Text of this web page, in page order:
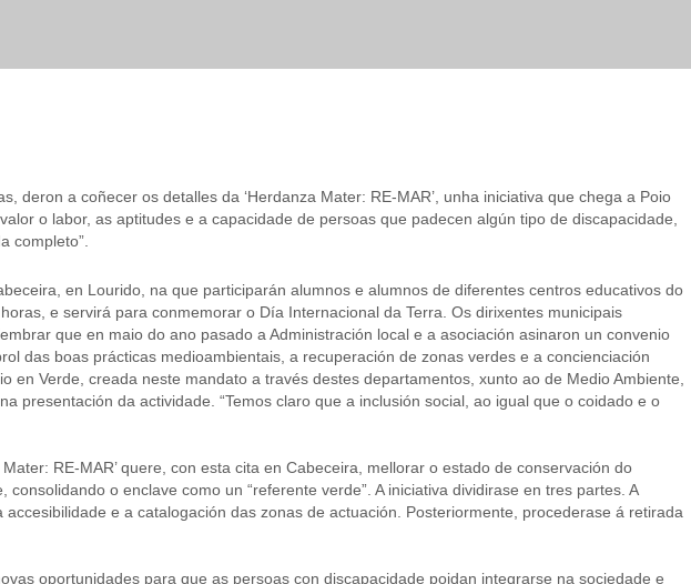
a coñecer os detalles da ‘Herdanza Mater: RE-MAR’, unha iniciativa que chega a Poio
o labor, as aptitudes e a capacidade de persoas que padecen algún tipo de discapacidade,
completo”.
en Lourido, na que participarán alumnos e alumnos de diferentes centros educativos do
e servirá para conmemorar o Día Internacional da Terra. Os dirixentes municipais
que en maio do ano pasado a Administración local e a asociación asinaron un convenio
das boas prácticas medioambientais, a recuperación de zonas verdes e a concienciación
Verde, creada neste mandato a través destes departamentos, xunto ao de Medio Ambiente,
presentación da actividade. “Temos claro que a inclusión social, ao igual que o coidado e o
RE-MAR’ quere, con esta cita en Cabeceira, mellorar o estado de conservación do
o enclave como un “referente verde”. A iniciativa dividirase en tres partes. A
e a catalogación das zonas de actuación. Posteriormente, procederase á retirada
oportunidades para que as persoas con discapacidade poidan integrarse na sociedade e